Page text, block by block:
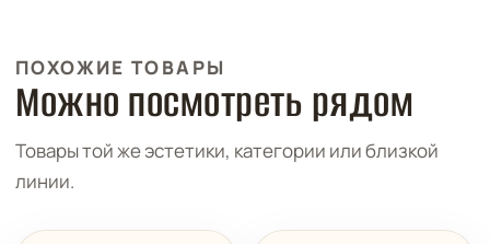
ПОХОЖИЕ ТОВАРЫ
Можно посмотреть рядом
Товары той же эстетики, категории или близкой
линии.